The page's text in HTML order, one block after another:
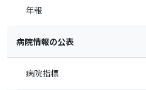
年報
病院情報の公表
病院指標